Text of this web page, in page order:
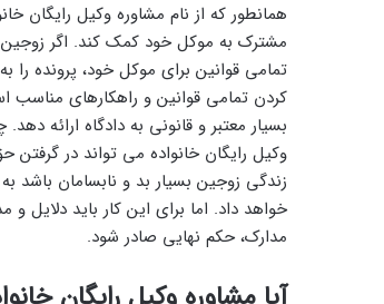
همانطور که از نام مشاوره وکیل رایگان
مشترک به موکل خود کمک کند. اگر
تمامی قوانین برای موکل خود، پرونده
کردن تمامی قوانین و راهکارهای مناسب
بسیار معتبر و قانونی به دادگاه ارائه
وکیل رایگان خانواده می ‌تواند در
زندگی زوجین بسیار بد و نابسامان باشد
خواهد داد. اما برای این کار باید دلایل
مدارک، حکم نهایی صادر شود.